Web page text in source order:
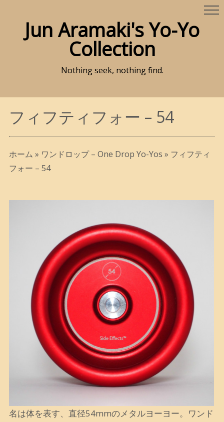
Jun Aramaki's Yo-Yo
Collection
Nothing seek, nothing find.
フィフティフォー – 54
ホーム » ワンドロップ – One Drop Yo-Yos » フィフティ
フォー – 54
名は体を表す、直径54mmのメタルヨーヨー。ワンド